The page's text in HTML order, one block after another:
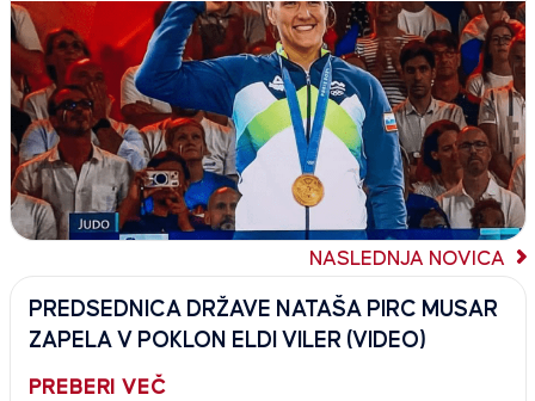
NASLEDNJA NOVICA
PREDSEDNICA DRŽAVE NATAŠA PIRC MUSAR
ZAPELA V POKLON ELDI VILER (VIDEO)
PREBERI VEČ